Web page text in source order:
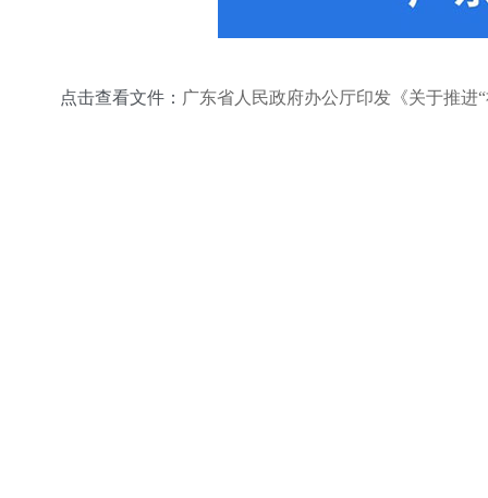
点击查看文件： 广东省人民政府办公厅印发《关于推进